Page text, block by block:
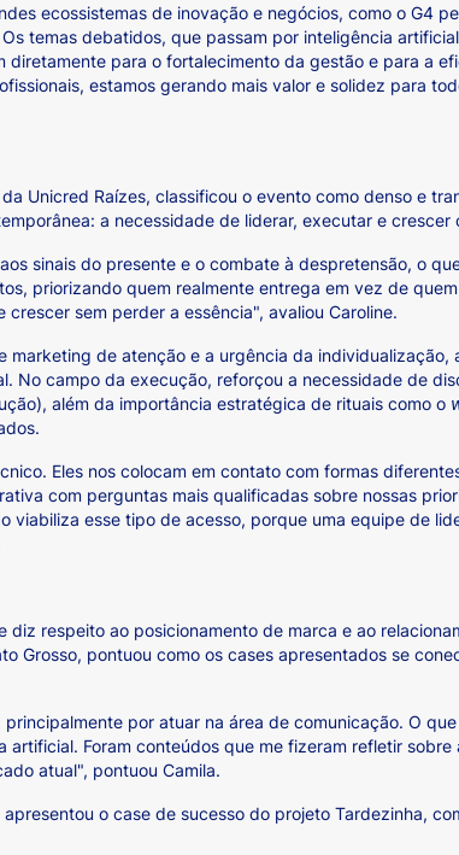
ecossistemas de inovação e negócios, como o G4
temas debatidos, que passam por inteligência
para o fortalecimento da gestão e para a
estamos gerando mais valor e solidez para
Unicred Raízes, classificou o evento como denso e
a necessidade de liderar, executar e crescer
sinais do presente e o combate à despretensão, o
priorizando quem realmente entrega em vez de
sem perder a essência", avaliou Caroline.
marketing de atenção e a urgência da individualização,
No campo da execução, reforçou a necessidade de
além da importância estratégica de rituais como o
Eles nos colocam em contato com formas
com perguntas mais qualificadas sobre nossas
viabiliza esse tipo de acesso, porque uma equipe de
respeito ao posicionamento de marca e ao
Grosso, pontuou como os cases apresentados se
por atuar na área de comunicação. O
Foram conteúdos que me fizeram refletir
atual", pontuou Camila.
o case de sucesso do projeto Tardezinha,